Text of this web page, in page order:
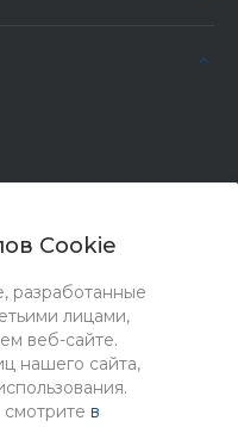
Cookie
разработанные
лицами,
веб-сайте.
нашего сайта,
в